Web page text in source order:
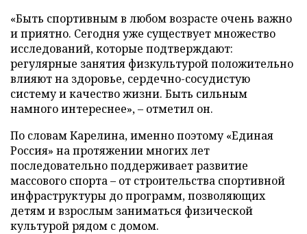
«Быть спортивным в любом возрасте очень важно
и приятно. Сегодня уже существует множество
исследований, которые подтверждают:
регулярные занятия физкультурой положительно
влияют на здоровье, сердечно-сосудистую
систему и качество жизни. Быть сильным
намного интереснее», – отметил он.
По словам Карелина, именно поэтому «Единая
Россия» на протяжении многих лет
последовательно поддерживает развитие
массового спорта – от строительства спортивной
инфраструктуры до программ, позволяющих
детям и взрослым заниматься физической
культурой рядом с домом.